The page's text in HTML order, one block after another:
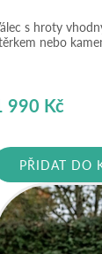
s hroty
nebo
990 Kč
PŘIDAT DO